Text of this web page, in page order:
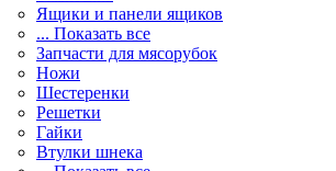
Ящики и панели ящиков
... Показать все
Запчасти для мясорубок
Ножи
Шестеренки
Решетки
Гайки
Втулки шнека